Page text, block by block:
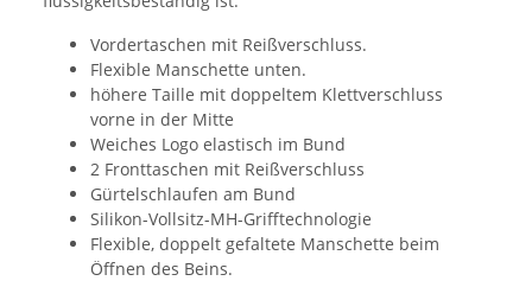
Vordertaschen mit Reißverschluss.
Flexible Manschette unten.
höhere Taille mit doppeltem Klettverschluss
vorne in der Mitte
Weiches Logo elastisch im Bund
2 Fronttaschen mit Reißverschluss
Gürtelschlaufen am Bund
Silikon-Vollsitz-MH-Grifftechnologie
Flexible, doppelt gefaltete Manschette beim
Öffnen des Beins.